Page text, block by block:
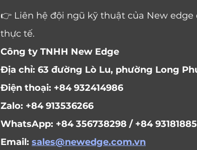
👉 Liên hệ đội ngũ kỹ thuật của New
thực tế.
Công ty TNHH New Edge
Địa chỉ: 63 đường Lò Lu, phường Long
Điện thoại: +84 932414986
Zalo: +84 913536266
WhatsApp: +84 356738298 / +84
Email: sales@newedge.com.vn